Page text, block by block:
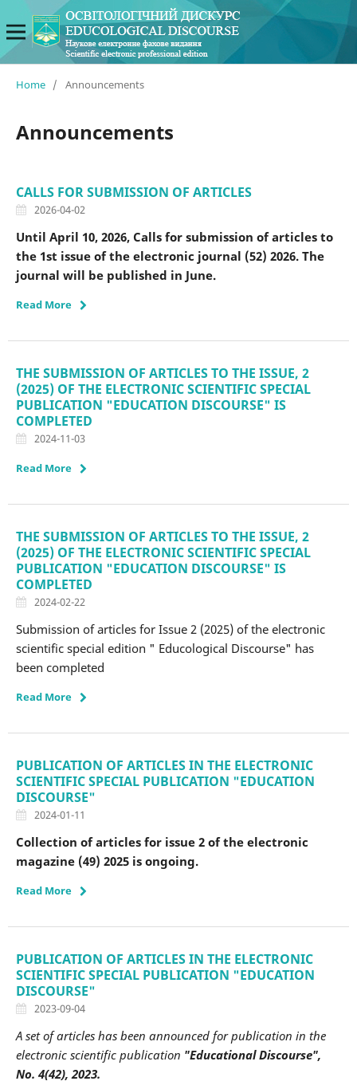
Home / Announcements
Announcements
CALLS FOR SUBMISSION OF ARTICLES
2026-04-02
Until April 10, 2026, Calls for submission of articles to
the 1st issue of the electronic journal (52) 2026. The
journal will be published in June.
Read More
THE SUBMISSION OF ARTICLES TO THE ISSUE, 2
(2025) OF THE ELECTRONIC SCIENTIFIC SPECIAL
PUBLICATION "EDUCATION DISCOURSE" IS
COMPLETED
2024-11-03
Read More
THE SUBMISSION OF ARTICLES TO THE ISSUE, 2
(2025) OF THE ELECTRONIC SCIENTIFIC SPECIAL
PUBLICATION "EDUCATION DISCOURSE" IS
COMPLETED
2024-02-22
Submission of articles for Issue 2 (2025) of the electronic
scientific special edition " Educological Discourse" has
been completed
Read More
PUBLICATION OF ARTICLES IN THE ELECTRONIC
SCIENTIFIC SPECIAL PUBLICATION "EDUCATION
DISCOURSE"
2024-01-11
Collection of articles for issue 2 of the electronic
magazine (49) 2025 is ongoing.
Read More
PUBLICATION OF ARTICLES IN THE ELECTRONIC
SCIENTIFIC SPECIAL PUBLICATION "EDUCATION
DISCOURSE"
2023-09-04
A set of articles has been announced for publication in the
electronic scientific publication "Educational Discourse",
No. 4(42), 2023.